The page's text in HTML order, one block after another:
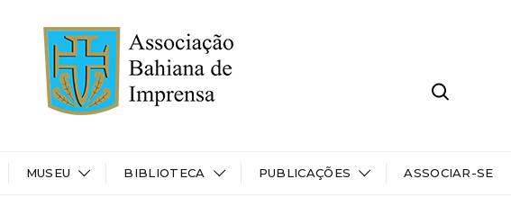
MUSEU BIBLIOTECA PUBLICAÇÕES ASSOCIAR-SE